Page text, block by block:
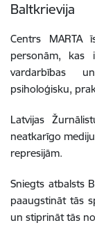
Baltkrievija
Centrs MARTA
personām, kas
vardarbības
psiholoģisku,
Latvijas
neatkarīgo
represijām.
Sniegts atbalsts
paaugstināt tās
un stiprināt tās